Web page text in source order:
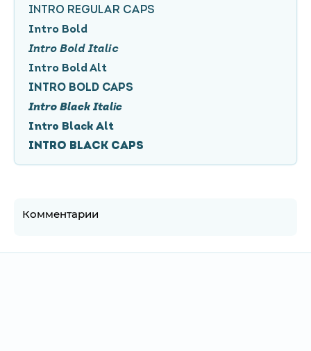
Intro Regular Caps
Intro Bold
Intro Bold Italic
Intro Bold Alt
Intro Bold Caps
Intro Black Italic
Intro Black Alt
Intro Black Caps
Комментарии